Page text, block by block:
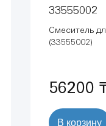
33555002
Смеситель
(33555002)
56200
В корзину